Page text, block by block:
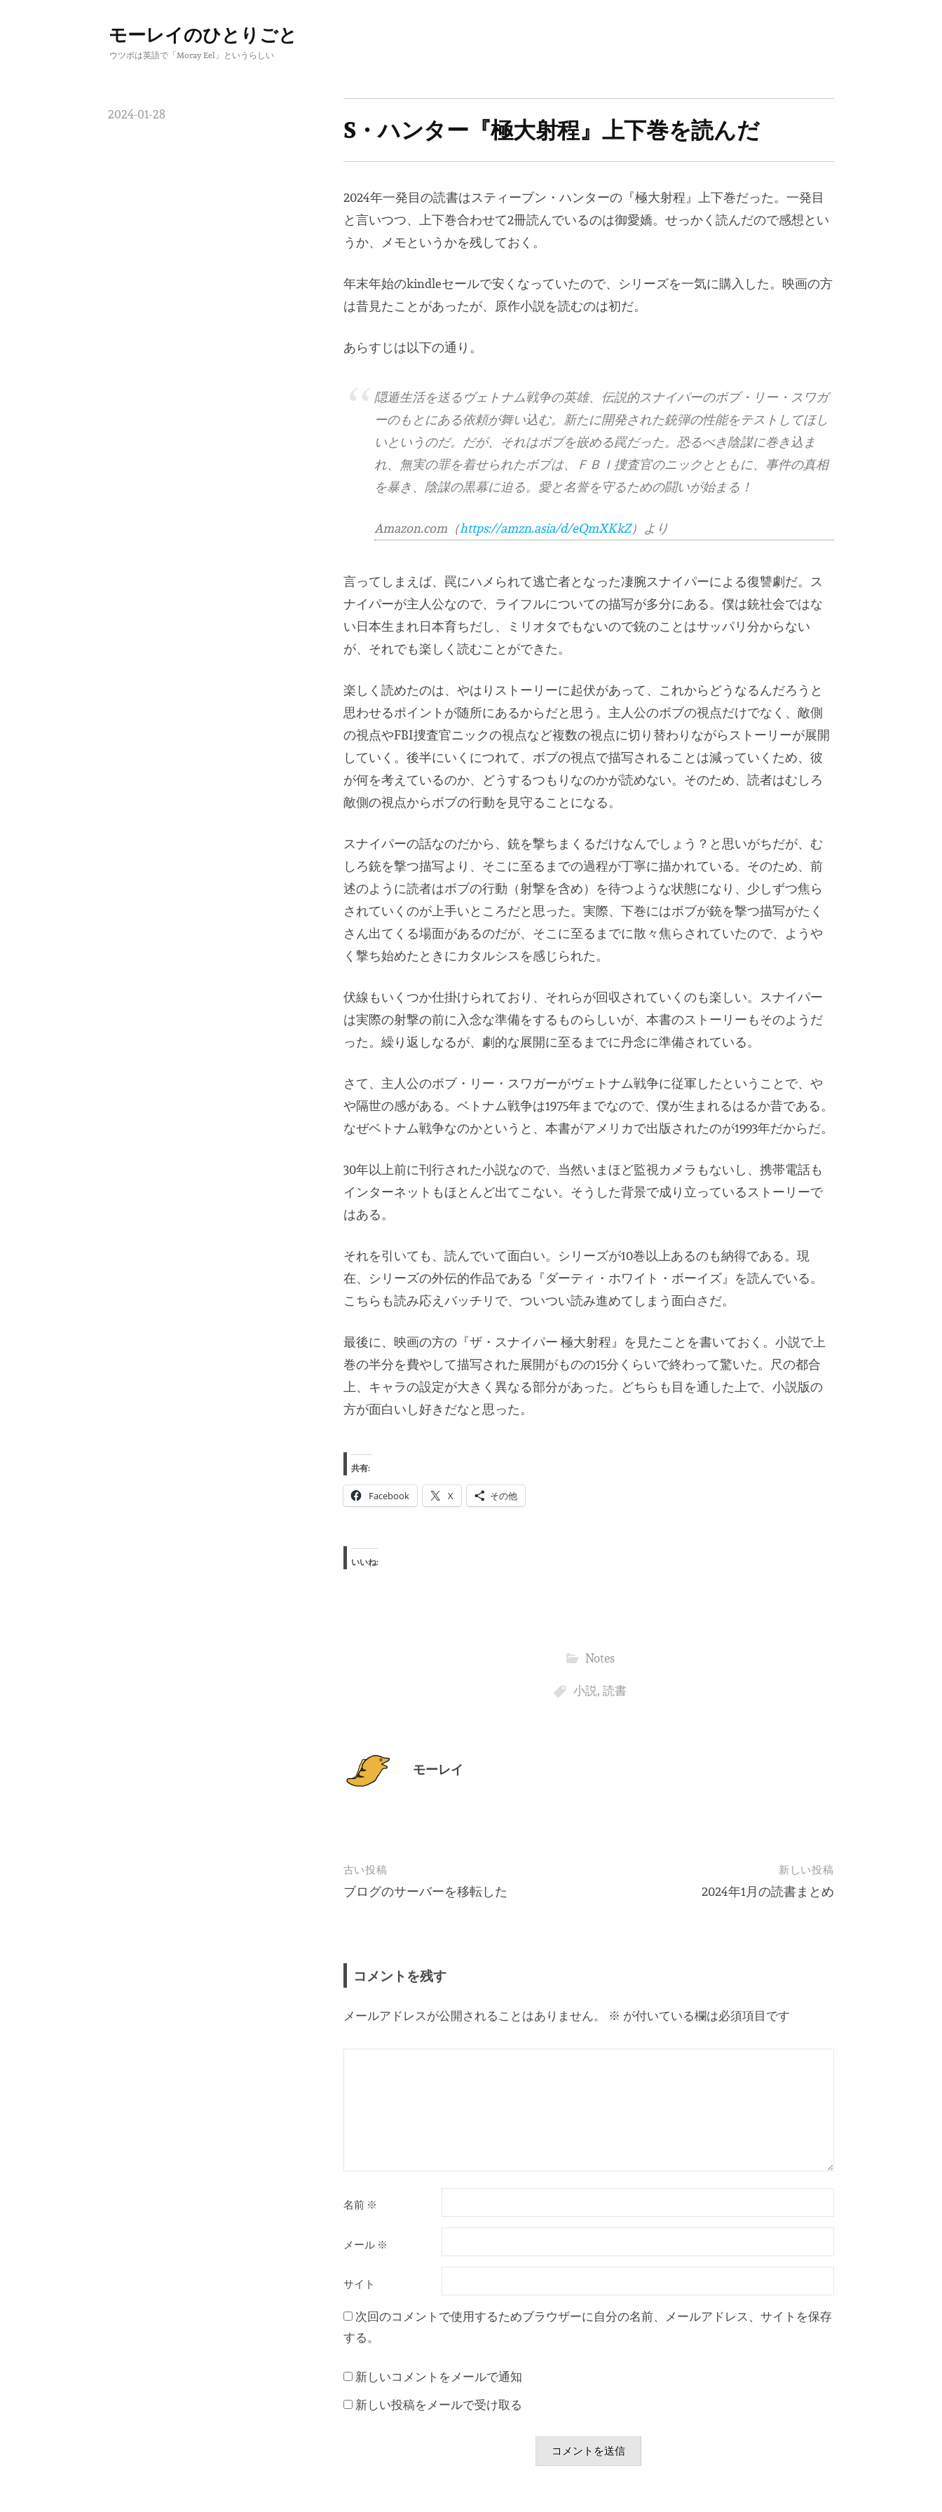
コ
ン
モーレイのひとりごと
ウツボは英語で「Moray Eel」というらしい
2024-01-28 S・ハンター『極大射程』上下巻を読んだ
2024年一発目の読書はスティーブン・ハンターの『極大射程』上下巻だった。一発目
と言いつつ、上下巻合わせて2冊読んでいるのは御愛嬌。せっかく読んだので感想とい
うか、メモというかを残しておく。
年末年始のkindleセールで安くなっていたので、シリーズを一気に購入した。映画の方
は昔見たことがあったが、原作小説を読むのは初だ。
あらすじは以下の通り。
隠遁生活を送るヴェトナム戦争の英雄、伝説的スナイパーのボブ・リー・スワガ
ーのもとにある依頼が舞い込む。新たに開発された銃弾の性能をテストしてほし
いというのだ。だが、それはボブを嵌める罠だった。恐るべき陰謀に巻き込ま
れ、無実の罪を着せられたボブは、ＦＢＩ捜査官のニックとともに、事件の真相
を暴き、陰謀の黒幕に迫る。愛と名誉を守るための闘いが始まる！
Amazon.com（https://amzn.asia/d/eQmXKkZ）より
言ってしまえば、罠にハメられて逃亡者となった凄腕スナイパーによる復讐劇だ。ス
ナイパーが主人公なので、ライフルについての描写が多分にある。僕は銃社会ではな
い日本生まれ日本育ちだし、ミリオタでもないので銃のことはサッパリ分からない
が、それでも楽しく読むことができた。
楽しく読めたのは、やはりストーリーに起伏があって、これからどうなるんだろうと
思わせるポイントが随所にあるからだと思う。主人公のボブの視点だけでなく、敵側
の視点やFBI捜査官ニックの視点など複数の視点に切り替わりながらストーリーが展開
していく。後半にいくにつれて、ボブの視点で描写されることは減っていくため、彼
が何を考えているのか、どうするつもりなのかが読めない。そのため、読者はむしろ
敵側の視点からボブの行動を見守ることになる。
スナイパーの話なのだから、銃を撃ちまくるだけなんでしょう？と思いがちだが、む
しろ銃を撃つ描写より、そこに至るまでの過程が丁寧に描かれている。そのため、前
述のように読者はボブの行動（射撃を含め）を待つような状態になり、少しずつ焦ら
されていくのが上手いところだと思った。実際、下巻にはボブが銃を撃つ描写がたく
さん出てくる場面があるのだが、そこに至るまでに散々焦らされていたので、ようや
く撃ち始めたときにカタルシスを感じられた。
伏線もいくつか仕掛けられており、それらが回収されていくのも楽しい。スナイパー
は実際の射撃の前に入念な準備をするものらしいが、本書のストーリーもそのようだ
った。繰り返しなるが、劇的な展開に至るまでに丹念に準備されている。
さて、主人公のボブ・リー・スワガーがヴェトナム戦争に従軍したということで、や
や隔世の感がある。ベトナム戦争は1975年までなので、僕が生まれるはるか昔である。
なぜベトナム戦争なのかというと、本書がアメリカで出版されたのが1993年だからだ。
30年以上前に刊行された小説なので、当然いまほど監視カメラもないし、携帯電話も
インターネットもほとんど出てこない。そうした背景で成り立っているストーリーで
はある。
それを引いても、読んでいて面白い。シリーズが10巻以上あるのも納得である。現
在、シリーズの外伝的作品である『ダーティ・ホワイト・ボーイズ』を読んでいる。
こちらも読み応えバッチリで、ついつい読み進めてしまう面白さだ。
最後に、映画の方の『ザ・スナイパー 極大射程』を見たことを書いておく。小説で上
巻の半分を費やして描写された展開がものの15分くらいで終わって驚いた。尺の都合
上、キャラの設定が大きく異なる部分があった。どちらも目を通した上で、小説版の
方が面白いし好きだなと思った。
共有:
Facebook X その他
いいね:
Notes
小説,読書
モーレイ
投
稿
ゲ
ー
ョ
ン
古い投稿
ブログのサーバーを移転した
新しい投稿
2024年1月の読書まとめ
コメントを残す
メールアドレスが公開されることはありません。 ※ が付いている欄は必須項目です
名前 ※
メール ※
サイト
次回のコメントで使用するためブラウザーに自分の名前、メールアドレス、サイトを保存
する。
新しいコメントをメールで通知
新しい投稿をメールで受け取る